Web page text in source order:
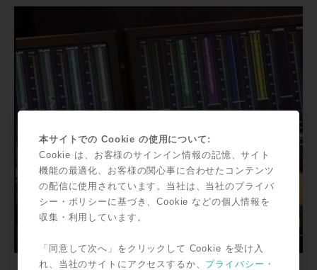
本サイトでの Cookie の使用について:
Cookie は、お客様のサインイン情報の記憶、サイト
機能の最適化、お客様の関心事に合わせたコンテンツ
の配信に使用されています。当社は、当社のプライバ
シー・ポリシーに基づき、Cookie などの個人情報を
収集・利用しています。
「同意して次へ」をクリックして Cookie を受け入
れ、当社のサイトにアクセスするか、 プライバシー・